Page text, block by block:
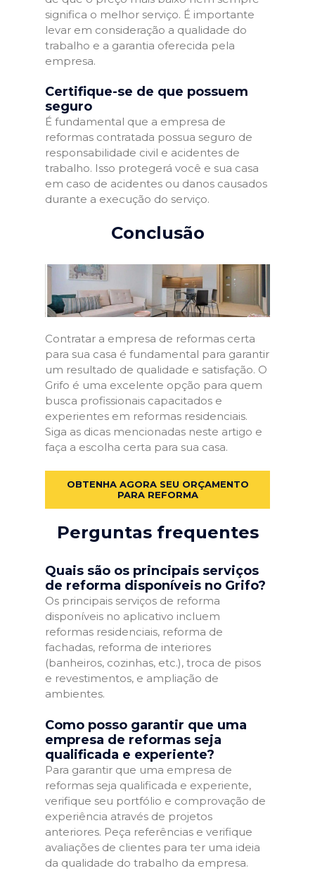
significa o melhor serviço. É importante
levar em consideração a qualidade do
trabalho e a garantia oferecida pela
empresa.
Certifique-se de que possuem
seguro
É fundamental que a empresa de
reformas contratada possua seguro de
responsabilidade civil e acidentes de
trabalho. Isso protegerá você e sua casa
em caso de acidentes ou danos causados
durante a execução do serviço.
Conclusão
Contratar a empresa de reformas certa
para sua casa é fundamental para garantir
um resultado de qualidade e satisfação. O
Grifo é uma excelente opção para quem
busca profissionais capacitados e
experientes em reformas residenciais.
Siga as dicas mencionadas neste artigo e
faça a escolha certa para sua casa.
OBTENHA AGORA SEU ORÇAMENTO
PARA REFORMA
Perguntas frequentes
Quais são os principais serviços
de reforma disponíveis no Grifo?
Os principais serviços de reforma
disponíveis no aplicativo incluem
reformas residenciais, reforma de
fachadas, reforma de interiores
(banheiros, cozinhas, etc.), troca de pisos
e revestimentos, e ampliação de
ambientes.
Como posso garantir que uma
empresa de reformas seja
qualificada e experiente?
Para garantir que uma empresa de
reformas seja qualificada e experiente,
verifique seu portfólio e comprovação de
experiência através de projetos
anteriores. Peça referências e verifique
avaliações de clientes para ter uma ideia
da qualidade do trabalho da empresa.